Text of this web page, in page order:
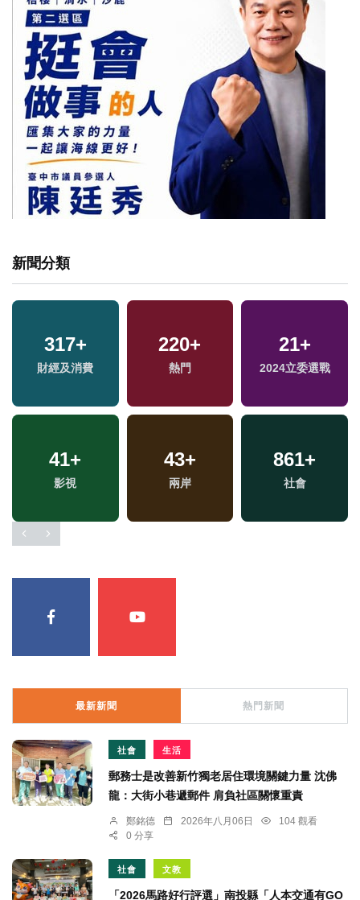
新聞分類
317+
財經及消費
220+
熱門
21+
2024立委選戰
41+
影視
43+
兩岸
861+
社會
最新新聞 熱門新聞
社會 生活
郵務士是改善新竹獨老居住環境關鍵力量 沈佛
龍：大街小巷遞郵件 肩負社區關懷重責
鄭銘德 2026年八月06日
104 觀看
0 分享
社會 文教
「2026馬路好行評選」南投縣「人本交通有GO